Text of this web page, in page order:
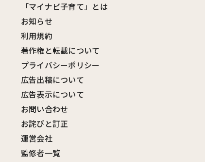
「マイナビ子育て」とは
お知らせ
利用規約
著作権と転載について
プライバシーポリシー
広告出稿について
広告表示について
お問い合わせ
お詫びと訂正
運営会社
監修者一覧